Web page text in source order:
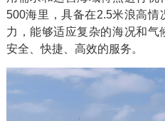
500海里，具备在2.5米浪高情
力，能够适应复杂的海况和
安全、快捷、高效的服务。